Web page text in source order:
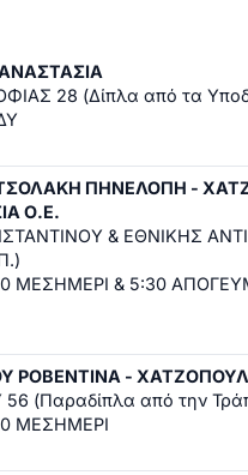
28 (Δίπλα από τα
ΠΗΝΕΛΟΠΗ -
Ο.Ε.
& ΕΘΝΙΚΗΣ
ΜΕΣΗΜΕΡΙ & 5:30
ΡΟΒΕΝΤΙΝΑ -
(Παραδίπλα από την
ΜΕΣΗΜΕΡΙ